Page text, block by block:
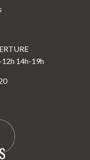
12h 14h-19h